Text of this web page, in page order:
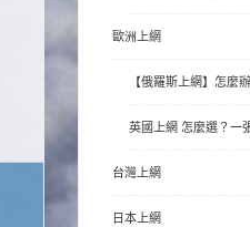
歐洲上網
【俄羅斯上網】怎麼
英國上網 怎麼選？一
台灣上網
日本上網